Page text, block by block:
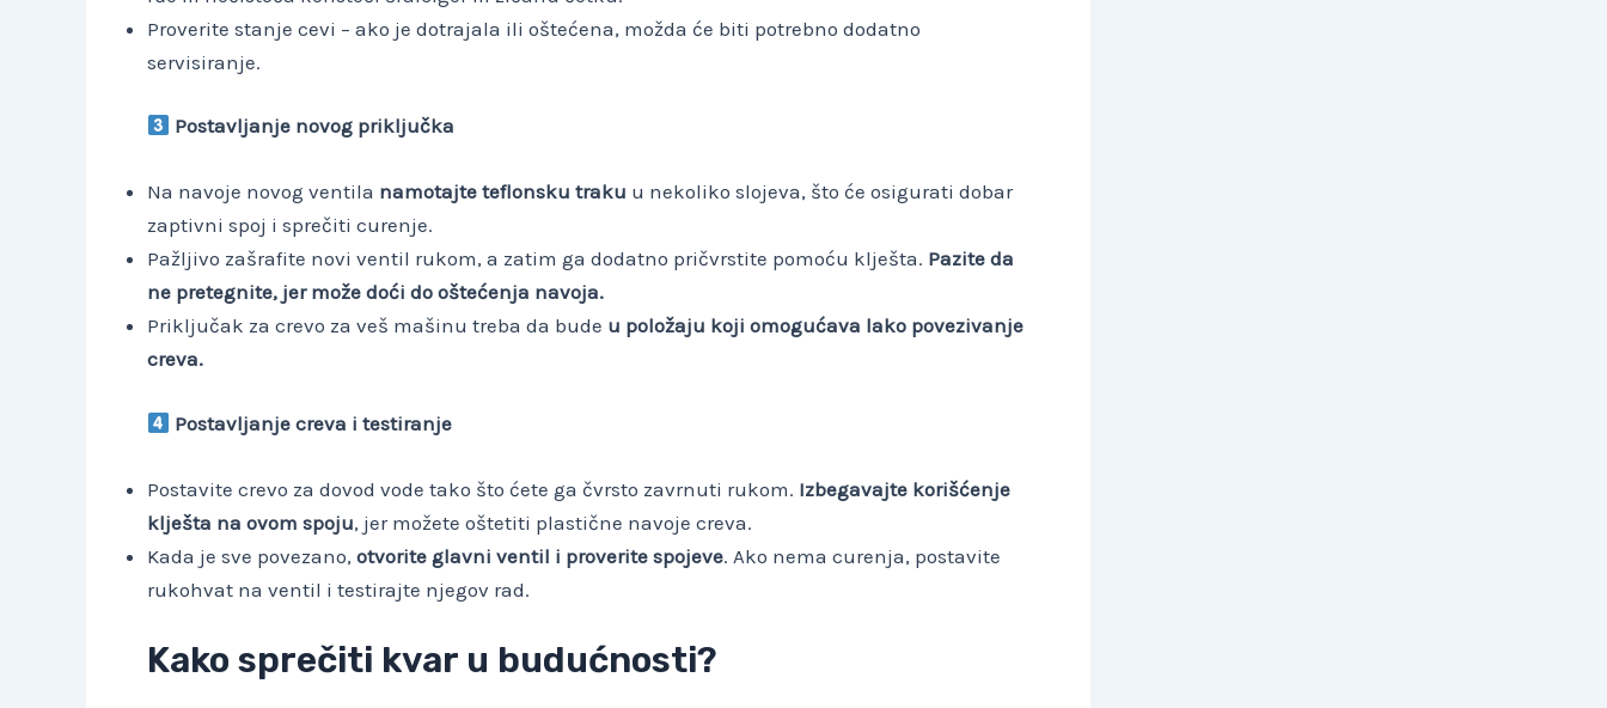
Proverite stanje cevi – ako je dotrajala ili oštećena, možda će biti potrebno dodatno
servisiranje.
Postavljanje novog priključka
Na navoje novog ventila namotajte teflonsku traku u nekoliko slojeva, što će osigurati dobar
zaptivni spoj i sprečiti curenje.
Pažljivo zašrafite novi ventil rukom, a zatim ga dodatno pričvrstite pomoću klješta. Pazite da
ne pretegnite, jer može doći do oštećenja navoja.
Priključak za crevo za veš mašinu treba da bude u položaju koji omogućava lako povezivanje
creva.
Postavljanje creva i testiranje
Postavite crevo za dovod vode tako što ćete ga čvrsto zavrnuti rukom. Izbegavajte korišćenje
klješta na ovom spoju, jer možete oštetiti plastične navoje creva.
Kada je sve povezano, otvorite glavni ventil i proverite spojeve. Ako nema curenja, postavite
rukohvat na ventil i testirajte njegov rad.
Kako sprečiti kvar u budućnosti?